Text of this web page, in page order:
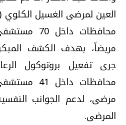
مريضاً، بهدف الكشف
مرضى، لدعم الجوانب
المرضى.